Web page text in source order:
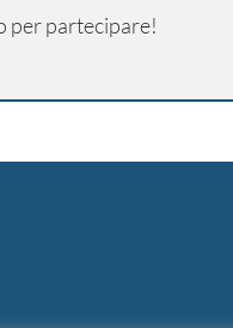
per partecipare!